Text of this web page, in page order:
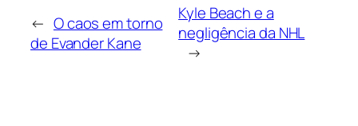
← O caos em torno
de Evander Kane
Kyle Beach e a
negligência da NHL
→